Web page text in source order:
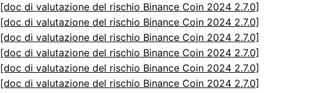
[doc di valutazione del rischio Binance Coin 2024 2.7.0]
[doc di valutazione del rischio Binance Coin 2024 2.7.0]
[doc di valutazione del rischio Binance Coin 2024 2.7.0]
[doc di valutazione del rischio Binance Coin 2024 2.7.0]
[doc di valutazione del rischio Binance Coin 2024 2.7.0]
[doc di valutazione del rischio Binance Coin 2024 2.7.0]